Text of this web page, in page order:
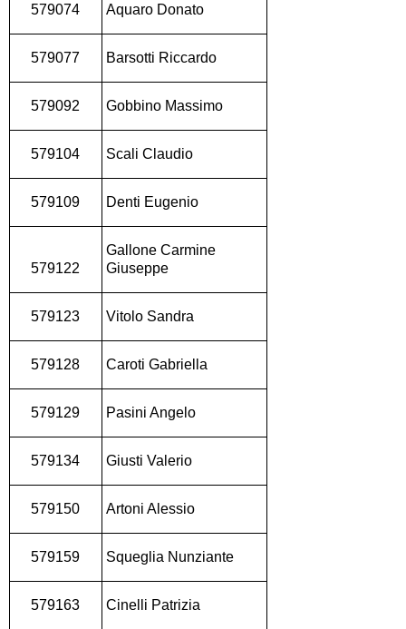
579074 Aquaro Donato
579077 Barsotti Riccardo
579092 Gobbino Massimo
579104 Scali Claudio
579109 Denti Eugenio
579122
Gallone Carmine
Giuseppe
579123 Vitolo Sandra
579128 Caroti Gabriella
579129 Pasini Angelo
579134 Giusti Valerio
579150 Artoni Alessio
579159 Squeglia Nunziante
579163 Cinelli Patrizia